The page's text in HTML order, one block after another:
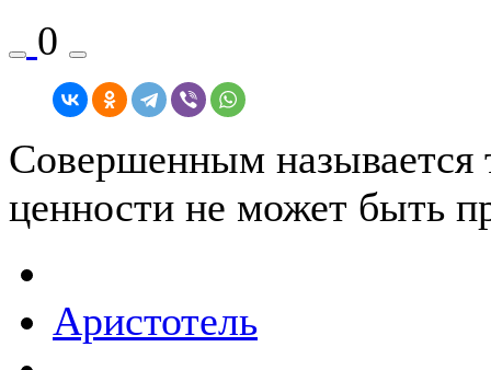
0
Совершенным называется
ценности не может быть
Аристотель